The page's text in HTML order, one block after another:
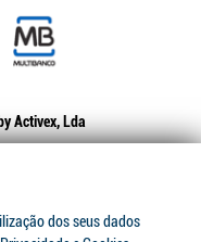
Activex, Lda
dos seus dados